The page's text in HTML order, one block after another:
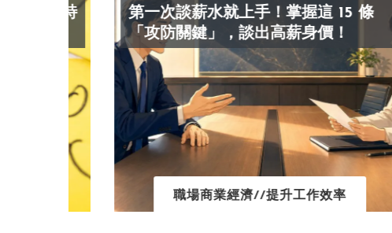
第一次談薪水就上手！掌握這 15 條
「攻防關鍵」，談出高薪身價！
職場商業經濟//提升工作效率